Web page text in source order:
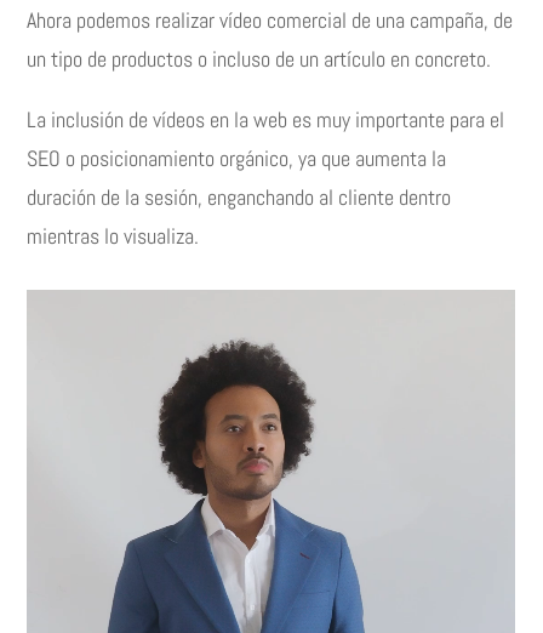
Ahora podemos realizar vídeo comercial de una campaña, de
un tipo de productos o incluso de un artículo en concreto.
La inclusión de vídeos en la web es muy importante para el
SEO o posicionamiento orgánico, ya que aumenta la
duración de la sesión, enganchando al cliente dentro
mientras lo visualiza.